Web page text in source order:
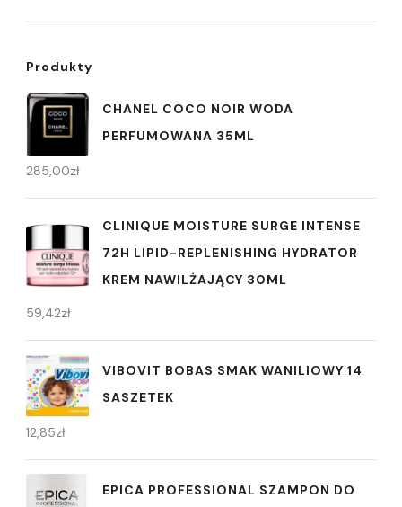
Produkty
CHANEL COCO NOIR WODA
PERFUMOWANA 35ML
285,00zł
CLINIQUE MOISTURE SURGE INTENSE
72H LIPID-REPLENISHING HYDRATOR
KREM NAWILŻAJĄCY 30ML
59,42zł
VIBOVIT BOBAS SMAK WANILIOWY 14
SASZETEK
12,85zł
EPICA PROFESSIONAL SZAMPON DO